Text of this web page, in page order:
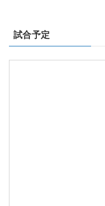
試合予定